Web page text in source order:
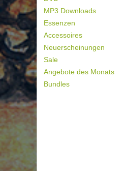
MP3 Downloads
Essenzen
Accessoires
Neuerscheinungen
Sale
Angebote des Monats
Bundles